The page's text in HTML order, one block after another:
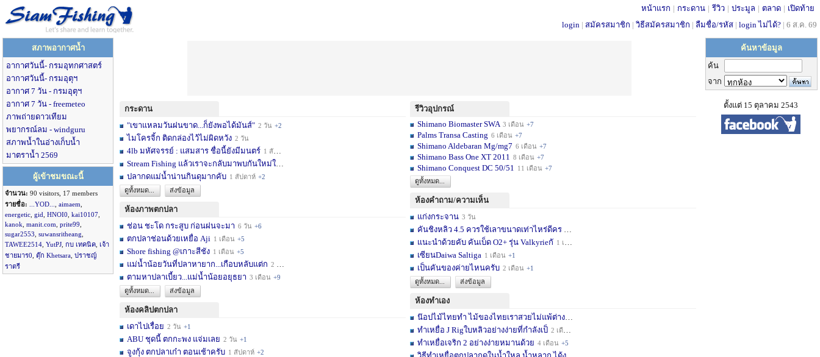
หน้าแรก | กระดาน | รีวิว | ประมูล | ตลาด | เปิดท้าย
login | สมัครสมาชิก | วิธีสมัครสมาชิก | ลืมชื่อ/รหัส | login ไม่ได้? | 6 ส.ค. 69
สภาพอากาศน้ำ
อากาศวันนี้- กรมอุทกศาสตร์
อากาศวันนี้- กรมอุตุฯ
อากาศ 7 วัน - กรมอุตุฯ
อากาศ 7 วัน - freemeteo
ภาพถ่ายดาวเทียม
พยากรณ์ลม - windguru
สภาพน้ำในอ่างเก็บน้ำ
มาตราน้ำ 2569
ผู้เข้าชมขณะนี้
จำนวน: 90 visitors, 17 members
รายชื่อ:
...YOD... aimaem
energetic gid HNOI0 kai10107
kanok manit.com prite99
sugar2553 suwansritheang
TAWEE2514 YutPJ กบ เทคนิค เจ้า
ชายมาร0 ตุ๊ก Khetsara ปราชญ์
ราตรี
กระดาน
"เขาแหลมวันฝนขาด...ก็ยังพอได้มันส์" 2 วัน +2
ไมโครจิ้ก ติดกล่องไว้ไม่ผิดหวัง 2 วัน
4lb มหัศจรรย์ : แสมสาร ชื่อนี้ยังมีมนตร์ 1 สัปดาห์
Stream Fishing แล้วเราจะกลับมาพบกันใหม่ใ
ปลากดแม่น้ำน่านกินดุมากคับ 1 สัปดาห์ +2
ดูทั้งหมด...
ส่งข้อมูล
ห้องภาพตกปลา
ช่อน ชะโด กระสูบ ก่อนฝนจะมา 6 วัน +6
ตกปลาช่อนด้วยเหยื่อ Aji 1 เดือน +5
Shore fishing @เกาะสีชัง 1 เดือน +5
แม่น้ำน้อยวันที่ปลาหายาก...เกือบหลับแต่ก 2 เดือน
ตามหาปลาเบี้ยว...แม่น้ำน้อยอยุธยา 3 เดือน +9
ดูทั้งหมด...
ส่งข้อมูล
ห้องคลิปตกปลา
เดาไปเรื่อย 2 วัน +1
ABU ชุดนี้ ตกกะพง แจ่มเลย 2 วัน +1
จูงกุ้ง ตกปลาเก๋า ตอนเช้าครับ 1 สัปดาห์ +2
รีวิวอุปกรณ์
Shimano Biomaster SWA 3 เดือน +7
Palms Transa Casting 6 เดือน +7
Shimano Aldebaran Mg/mg7 6 เดือน +7
Shimano Bass One XT 2011 8 เดือน +7
Shimano Conquest DC 50/51 11 เดือน +7
ดูทั้งหมด...
ห้องคำถาม/ความเห็น
แก่งกระจาน 3 วัน
คันชิงหลิว 4.5 ควรใช้เลาขนาดเท่าไหร่ดีคร
แนะนำด้วยคับ คันเบ็ด O2+ รุ่น Valkyrieกั 1 เดือน
เซียนDaiwa Saltiga 1 เดือน +1
เป็นคันของค่ายไหนครับ 2 เดือน +1
ดูทั้งหมด...
ส่งข้อมูล
ห้องทำเอง
น๊อปไม้ไทยทำ ไม้ของไทยเราสวยไม่แพ้ต่างชา
ทำเหยื่อ J Rigใบหลิวอย่างง่ายที่กำลังเป็ 2 เดือน
ทำเหยื่อเจริก 2 อย่างง่ายหมานด้วย 4 เดือน +5
ค้นหาข้อมูล
ค้น
จาก
ตั้งแต่ 15 ตุลาคม 2543